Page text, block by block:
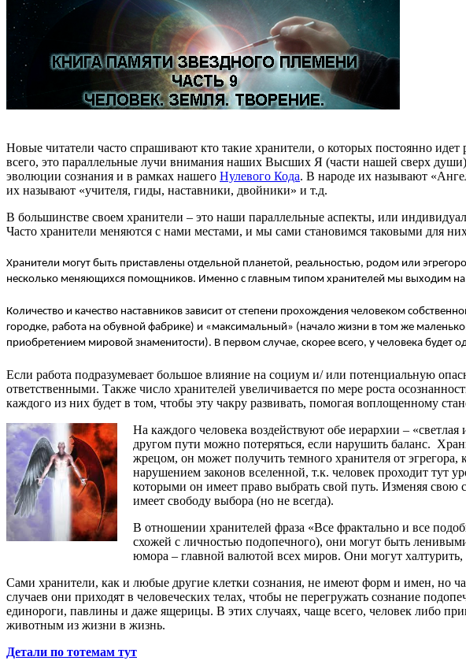
Новые читатели часто спрашивают кто такие хранители, о которых постоянно
всего, это параллельные лучи внимания наших Высших Я (части нашей сверх
эволюции сознания и в рамках нашего Нулевого Кода. В народе их называют
их называют «учителя, гиды, наставники, двойники» и т.д.
В большинстве своем хранители – это наши параллельные аспекты, или
Часто хранители меняются с нами местами, и мы сами становимся таковыми для
Хранители могут быть приставлены отдельной планетой, реальностью, родом или
несколько меняющихся помощников. Именно с главным типом хранителей мы выходим на
Количество и качество наставников зависит от степени прохождения человеком
городке, работа на обувной фабрике) и «максимальный» (начало жизни в том же
приобретением мировой знаменитости). В первом случае, скорее всего, у человека будет
Если работа подразумевает большое влияние на социум и/ или потенциальную
ответственными. Также число хранителей увеличивается по мере роста
каждого из них будет в том, чтобы эту чакру развивать, помогая воплощенному
На каждого человека воздействуют обе иерархии –
другом пути можно потеряться, если нарушить баланс.
жрецом, он может получить темного хранителя от
нарушением законов вселенной, т.к. человек проходит тут
которыми он имеет право выбрать свой путь. Изменяя свою
имеет свободу выбора (но не всегда).
В отношении хранителей фраза «Все фрактально и все
схожей с личностью подопечного), они могут быть
юмора – главной валютой всех миров. Они могут халтурить,
Сами хранители, как и любые другие клетки сознания, не имеют форм и имен, но
случаев они приходят в человеческих телах, чтобы не перегружать сознание
единороги, павлины и даже ящерицы. В этих случаях, чаще всего, человек либо
животным из жизни в жизнь.
Детали по тотемам тут